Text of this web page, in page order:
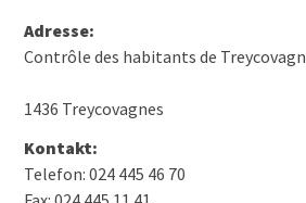
Adresse:
Contrôle des habitants de
1436 Treycovagnes
Kontakt:
Telefon: 024 445 46 70